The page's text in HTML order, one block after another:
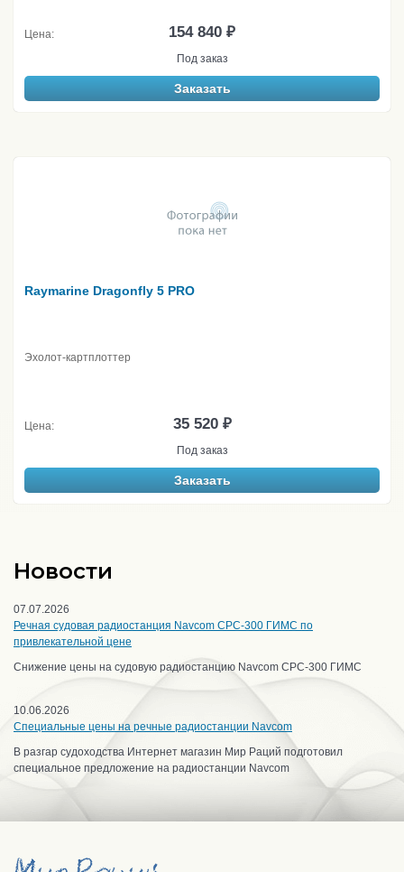
Цена: 154 840 ₽
Под заказ
Заказать
Raymarine Dragonfly 5 PRO
Эхолот-картплоттер
Цена: 35 520 ₽
Под заказ
Заказать
Новости
07.07.2026
Речная судовая радиостанция Navcom CPC-300 ГИМС по
привлекательной цене
Снижение цены на судовую радиостанцию Navcom CPC-300 ГИМС
10.06.2026
Специальные цены на речные радиостанции Navcom
В разгар судоходства Интернет магазин Мир Раций подготовил
специальное предложение на радиостанции Navcom